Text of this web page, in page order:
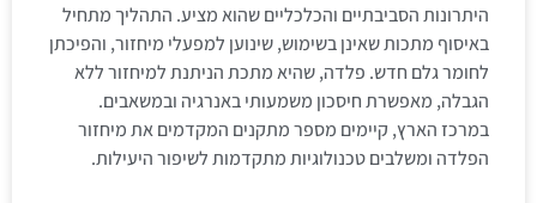
היתרונות הסביבתיים והכלכליים שהוא מציע. התהליך מתחיל
באיסוף מתכות שאינן בשימוש, שינוען למפעלי מיחזור, והפיכתן
לחומר גלם חדש. פלדה, שהיא מתכת הניתנת למיחזור ללא
הגבלה, מאפשרת חיסכון משמעותי באנרגיה ובמשאבים.
במרכז הארץ, קיימים מספר מתקנים המקדמים את מיחזור
הפלדה ומשלבים טכנולוגיות מתקדמות לשיפור היעילות.